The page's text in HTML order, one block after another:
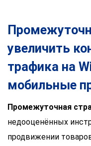
увеличить
трафика на
мобильные
Промежуточная
недооценённых
продвижении